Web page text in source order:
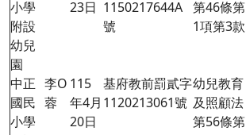
小學
附設
幼兒
園
23日 1150217644A
號
第46條第
1項第3款
中正
國民
小學
李O
蓉
115
年4月
20日
基府教前罰貳字
1120213061號
幼兒教育
及照顧法
第56條第